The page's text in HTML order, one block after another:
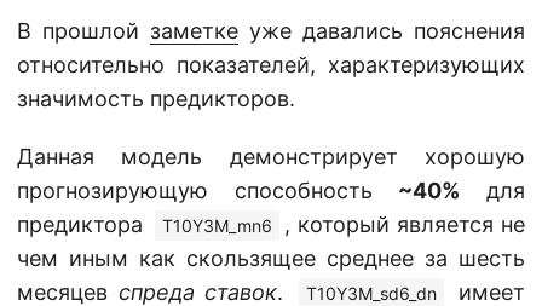
В прошлой заметке уже давались пояснения
относительно показателей, характеризующих
значимость предикторов.
Данная модель демонстрирует хорошую
прогнозирующую способность ~40% для
предиктора
T10Y3M_mn6
, который является не
чем иным как скользящее среднее за шесть
месяцев спреда ставок. T10Y3M_sd6_dn
имеет